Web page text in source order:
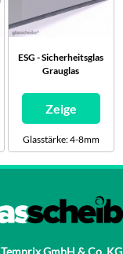
ESG - Sicherheitsglas
Grauglas
Zeige
Glasstärke: 4-8mm
Temprix GmbH & Co. KG